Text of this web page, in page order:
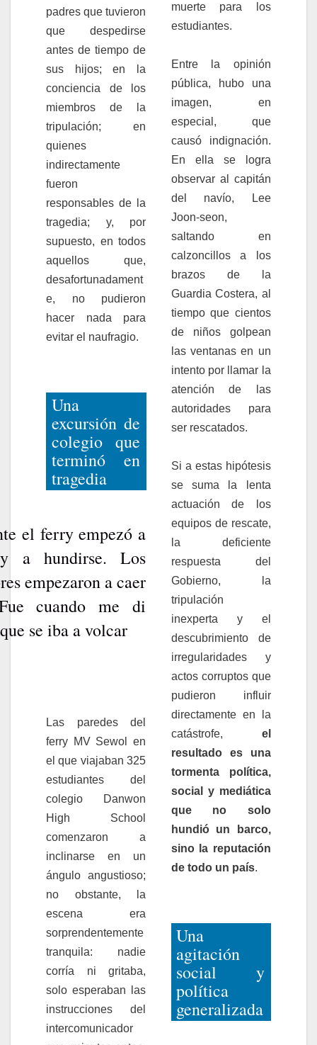
padres que tuvieron
que despedirse
antes de tiempo de
sus hijos; en la
conciencia de los
miembros de la
tripulación; en
quienes
indirectamente
fueron
responsables de la
tragedia; y, por
supuesto, en todos
aquellos que,
desafortunadament
e, no pudieron
hacer nada para
evitar el naufragio.
Una
excursión de
colegio que
terminó en
tragedia
el ferry empezó a
a hundirse. Los
empezaron a caer
cuando me di
se iba a volcar
Las paredes del
ferry MV Sewol en
el que viajaban 325
estudiantes del
colegio Danwon
High School
comenzaron a
inclinarse en un
ángulo angustioso;
no obstante, la
escena era
sorprendentemente
tranquila: nadie
corría ni gritaba,
solo esperaban las
instrucciones del
intercomunicador
muerte para los
estudiantes.
Entre la opinión
pública, hubo una
imagen, en
especial, que
causó indignación.
En ella se logra
observar al capitán
del navío, Lee
Joon-seon,
saltando en
calzoncillos a los
brazos de la
Guardia Costera, al
tiempo que cientos
de niños golpean
las ventanas en un
intento por llamar la
atención de las
autoridades para
ser rescatados.
Si a estas hipótesis
se suma la lenta
actuación de los
equipos de rescate,
la deficiente
respuesta del
Gobierno, la
tripulación
inexperta y el
descubrimiento de
irregularidades y
actos corruptos que
pudieron influir
directamente en la
catástrofe, el
resultado es una
tormenta política,
social y mediática
que no solo
hundió un barco,
sino la reputación
de todo un país.
Una
agitación
social y
política
generalizada